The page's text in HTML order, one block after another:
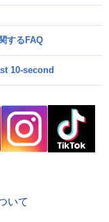
するFAQ
10-second
いて